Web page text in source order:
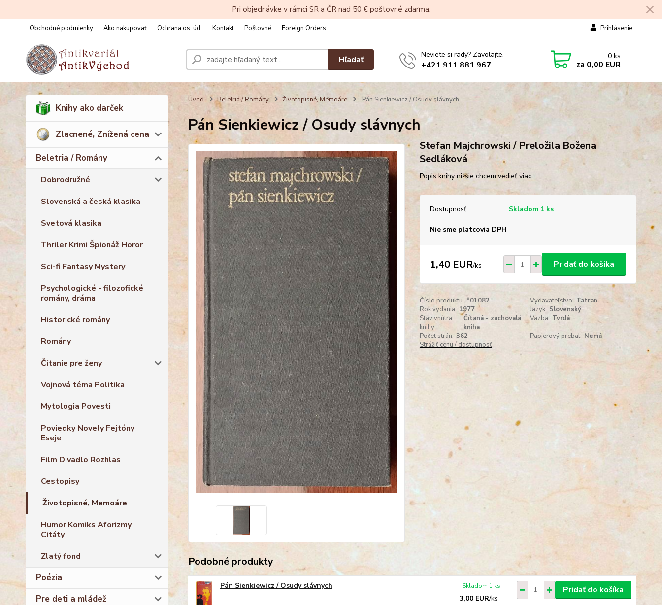
Pri objednávke v rámci SR a ČR nad 50 € poštovné zdarma.
Obchodné podmienky Ako nakupovať Ochrana os. úd. Kontakt Poštovné Foreign Orders Prihlásenie
Hľadať Neviete si rady? Zavolajte.
+421 911 881 967
0 ks
za 0,00 EUR
Knihy ako darček
Zlacnené, Znížená cena
Beletria / Romány
Dobrodružné
Slovenská a česká klasika
Svetová klasika
Thriler Krimi Špionáž Horor
Sci-fi Fantasy Mystery
Psychologické - filozofické
romány, dráma
Historické romány
Romány
Čítanie pre ženy
Vojnová téma Politika
Mytológia Povesti
Poviedky Novely Fejtóny
Eseje
Film Divadlo Rozhlas
Cestopisy
Životopisné, Memoáre
Humor Komiks Aforizmy
Citáty
Zlatý fond
Poézia
Pre deti a mládež
Úvod Beletria / Romány Životopisné, Memoáre Pán Sienkiewicz / Osudy slávnych
Pán Sienkiewicz / Osudy slávnych
Stefan Majchrowski / Preložila Božena
Sedláková
Popis knihy nižšie chcem vedieť viac...
Dostupnosť Skladom 1 ks
Nie sme platcovia DPH
1,40 EUR/ks Pridať do košíka
Číslo produktu: *01082 Vydavateľstvo: Tatran
Rok vydania: 1977 Jazyk: Slovenský
Stav vnútra
knihy:
Čítaná - zachovalá
kniha
Väzba: Tvrdá
Počet strán: 362 Papierový prebal: Nemá
Strážiť cenu / dostupnosť
Podobné produkty
Pán Sienkiewicz / Osudy slávnych
3,00 EUR/ks
Skladom 1 ks Pridať do košíka